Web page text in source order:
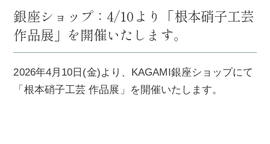
銀座ショップ：4/10より「根本硝子工芸
作品展」を開催いたします。
2026年4月10日(金)より、KAGAMI銀座ショップにて
「根本硝子工芸 作品展」を開催いたします。